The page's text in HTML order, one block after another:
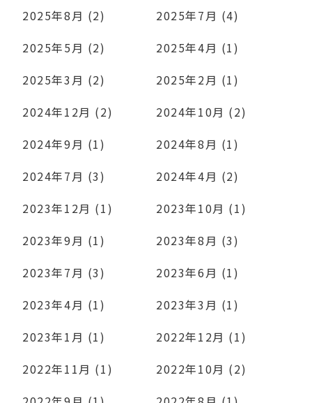
2025年8月 (2)
2025年7月 (4)
2025年5月 (2)
2025年4月 (1)
2025年3月 (2)
2025年2月 (1)
2024年12月 (2)
2024年10月 (2)
2024年9月 (1)
2024年8月 (1)
2024年7月 (3)
2024年4月 (2)
2023年12月 (1)
2023年10月 (1)
2023年9月 (1)
2023年8月 (3)
2023年7月 (3)
2023年6月 (1)
2023年4月 (1)
2023年3月 (1)
2023年1月 (1)
2022年12月 (1)
2022年11月 (1)
2022年10月 (2)